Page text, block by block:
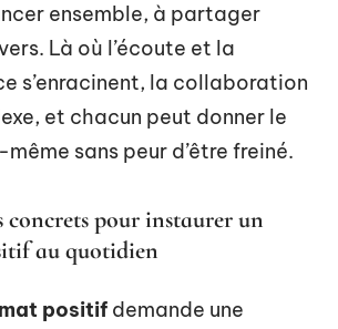
ensemble, à partager
Là où l’écoute et la
s’enracinent, la collaboration
et chacun peut donner le
sans peur d’être freiné.
concrets pour instaurer un
au quotidien
positif demande une